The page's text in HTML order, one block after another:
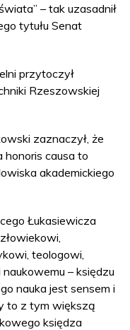
– tak uzasadnił
tytułu Senat
przytoczył
Rzeszowskiej
zaznaczył, że
honoris causa to
akademickiego
Łukasiewicza
teologowi,
– księdzu
nauka jest sensem i
to z tym większą
księdza